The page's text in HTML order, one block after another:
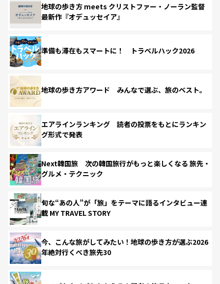
地球の歩き方 meets クリストファー・ノーラン監督
最新作『オデュッセイア』
準備も滞在もスマートに！ トラベルハック2026
地球の歩き方アワード みんなで選ぶ、旅のベスト。
エアラインランキング 読者の投票をもとにランキン
グ形式で発表
Next韓国旅 次の韓国旅行がもっと楽しくなる 旅先・
グルメ・テクニック
旬な“あの人”が「旅」をテーマに語るインタビュー連
載 MY TRAVEL STORY
今、こんな旅がしてみたい！地球の歩き方が選ぶ2026
年絶対行くべき旅先30